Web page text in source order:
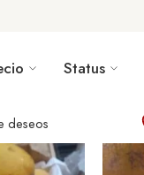
Status
deseos